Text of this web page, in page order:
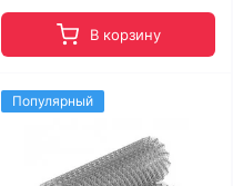
В корзину
Популярный